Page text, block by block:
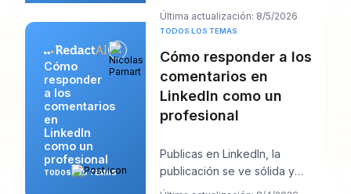
aun así sentirte extrañamente
invisible en lín
Última actualización: 8/5/2026
Cómo
responder
a los
comentarios
en
LinkedIn
como un
profesional
TODOS LOS TEMAS
TODOS LOS TEMAS
Cómo responder a los
comentarios en
LinkedIn como un
profesional
Publicas en LinkedIn, la
publicación se ve sólida y
entonces empieza el trabajo.